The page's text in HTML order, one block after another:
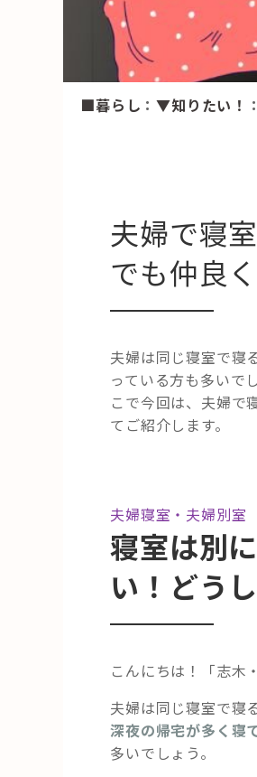
fleXe
「ひと」
■暮らし ：▼知りたい！ ：
夫婦で寝
でも仲良
夫婦は同じ寝室で寝
っている方も多いで
こで今回は、夫婦で
てご紹介します。
夫婦寝室・夫婦別室
寝室は別
い！どう
こんにちは！「志木
夫婦は同じ寝室で寝
深夜の帰宅が多く寝
多いでしょう。